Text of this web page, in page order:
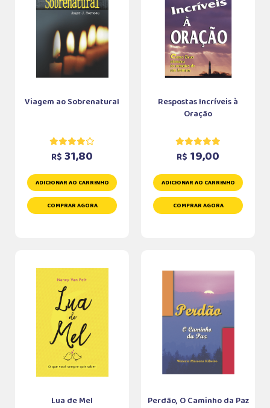
Viagem ao Sobrenatural
R$ 31,80
ADICIONAR AO CARRINHO
COMPRAR AGORA
Respostas Incríveis à
Oração
R$ 19,00
ADICIONAR AO CARRINHO
COMPRAR AGORA
Lua de Mel Perdão, O Caminho da Paz